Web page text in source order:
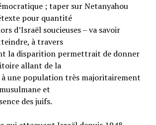
; taper sur Netanyahou
pour quantité
d’Israël soucieuses – va savoir
à travers
la disparition permettrait de donner
allant de la
à une population très majoritairement
et
des juifs.